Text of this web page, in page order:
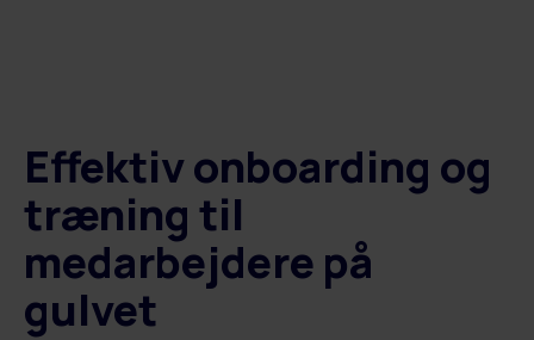
Effektiv onboarding og
træning til
medarbejdere på
gulvet